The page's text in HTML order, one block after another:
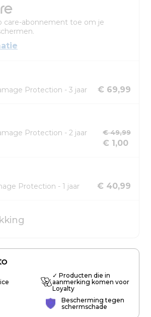
care-abonnement toe om je
Protection - 3 jaar
€ 69,99
Protection - 2 jaar
€ 49,99
€ 1,00
Protection - 1 jaar
€ 40,99
✓ Producten die in
aanmerking komen voor
Loyalty
Bescherming tegen
schermschade